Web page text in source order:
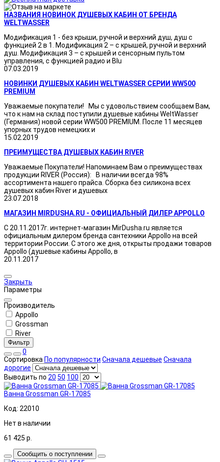
НАЗВАНИЯ НОВИНОК ДУШЕВЫХ КАБИН ОТ БРЕНДА
WELTWASSER
Модификация 1 - без крыши, ручной и верхний душ, душ с
функцией 2 в 1. Модификация 2 – с крышей, ручной и верхний
душ. Модификация 3 – с крышей и сенсорным пультом
управления, с функцией радио и Blu
07.03.2019
НОВИНКИ ДУШЕВЫХ КАБИН WELTWASSER СЕРИИ WW500
PREMIUM
Уважаемые покупатели! Мы с удовольствием сообщаем Вам,
что к нам на склад поступили душевые кабины WeltWasser
(Германия) новой серии WW500 PREMIUM. После 11 месяцев
упорных трудов немецких и
15.02.2019
ПРЕИМУЩЕСТВА ДУШЕВЫХ КАБИН RIVER
Уважаемые Покупатели! Напоминаем Вам о преимуществах
продукции RIVER (Россия): В наличии всегда 98%
ассортимента нашего прайса. Сборка без силикона всех
душевых кабин River и душевых
23.07.2018
МАГАЗИН MIRDUSHA.RU - ОФИЦИАЛЬНЫЙ ДИЛЕР APPOLLO
С 20.11.2017г. интернет-магазин MirDusha.ru является
официальным дилером бренда сантехники Appollo на всей
территории России. С этого же дня, открыты продажи товаров
Appollo (душевые кабины Appollo, в
20.11.2017
Закрыть
Параметры
Производитель
Appollo
Grossman
River
Фильтр
0
Сортировка По популярности Сначала дешевые Сначала
дорогие
Выводить по 20 50 100
Ванна Grossman GR-17085
Код: 22010
Нет в наличии
61 425 р.
Сообщить о поступлении